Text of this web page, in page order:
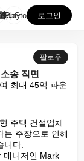
영국 주택 건설업체, 가격 담합 혐의로 집단 소송 직면
AppStore 로그인
팔로우
송 직면
최대 45억 파운
주택 건설업체
는 주장으로 인해
니다.
매니저인 Mark